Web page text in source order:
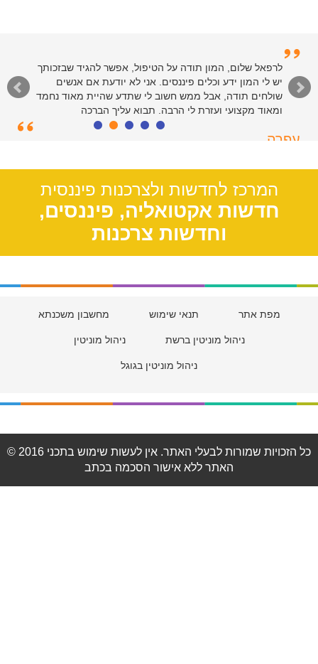
לרפאל שלום, המון תודה על הטיפול, אפשר להגיד שבזכותך
יש לי המון ידע וכלים פיננסים. אני לא יודעת אם אנשים
שולחים תודה, אבל ממש חשוב לי שתדע שהיית מאוד נחמד
ומאוד מקצועי ועזרת לי הרבה. תבוא עליך הברכה
עפרה
המרכז לחדשות ולצרכנות פיננסית
חדשות אקטואליה, פיננסים,
וחדשות צרכנות
מפת אתר תנאי שימוש מחשבון משכנתא
ניהול מוניטין ברשת ניהול מוניטין
ניהול מוניטין בגוגל
© 2016 כל הזכויות שמורות לבעלי האתר. אין לעשות שימוש בתכני
האתר ללא אישור הסכמה בכתב